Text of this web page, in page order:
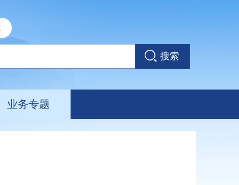
搜索
业务专题